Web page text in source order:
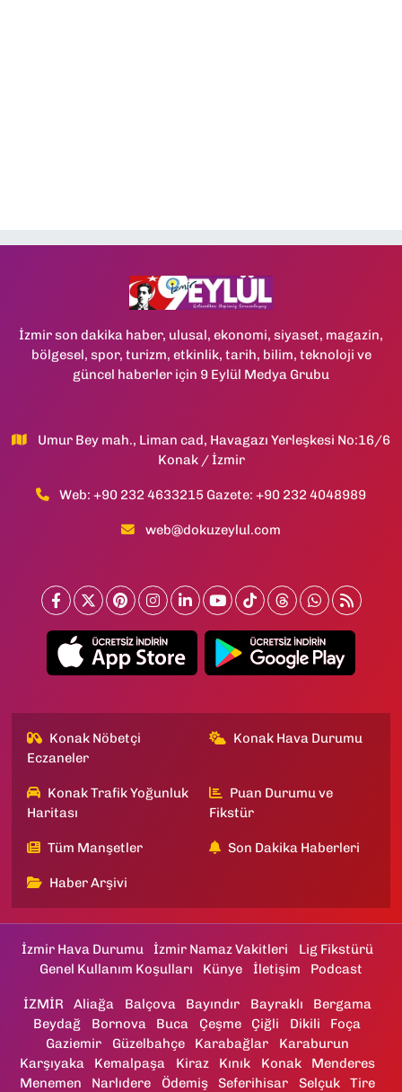
İzmir son dakika haber, ulusal, ekonomi, siyaset, magazin,
bölgesel, spor, turizm, etkinlik, tarih, bilim, teknoloji ve
güncel haberler için 9 Eylül Medya Grubu
Umur Bey mah., Liman cad, Havagazı Yerleşkesi No:16/6
Konak / İzmir
Web: +90 232 4633215 Gazete: +90 232 4048989
web@dokuzeylul.com
Konak Nöbetçi
Eczaneler
Konak Hava Durumu
Konak Trafik Yoğunluk
Haritası
Puan Durumu ve
Fikstür
Tüm Manşetler Son Dakika Haberleri
Haber Arşivi
İzmir Hava Durumu İzmir Namaz Vakitleri
Lig Fikstürü
Genel Kullanım Koşulları
Künye İletişim Podcast
İZMİR Aliağa Balçova Bayındır Bayraklı
Bergama
Beydağ
Bornova Buca Çeşme Çiğli Dikili
Foça
Gaziemir
Güzelbahçe Karabağlar
Karaburun
Karşıyaka
Kemalpaşa Kiraz Kınık Konak
Menderes
Menemen
Narlıdere Ödemiş Seferihisar Selçuk Tire